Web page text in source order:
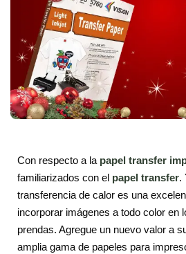
Con respecto a la papel transfer
familiarizados con el papel transfer.
transferencia de calor es una
incorporar imágenes a todo color en
prendas. Agregue un nuevo valor a
amplia gama de papeles para